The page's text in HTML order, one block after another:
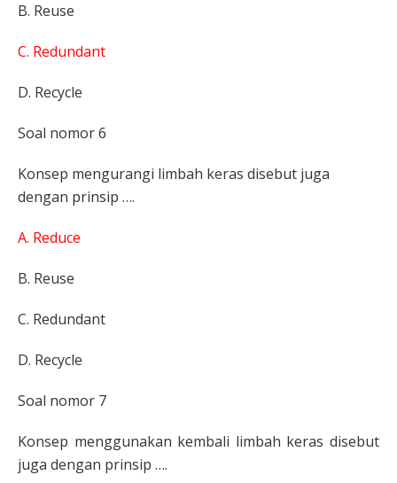
B. Reuse
C. Redundant
D. Recycle
Soal nomor 6
Konsep mengurangi limbah keras disebut juga
dengan prinsip ….
A. Reduce
B. Reuse
C. Redundant
D. Recycle
Soal nomor 7
Konsep menggunakan kembali limbah keras disebut
juga dengan prinsip ….